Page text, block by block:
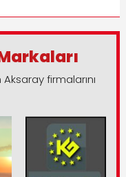
firmalarını